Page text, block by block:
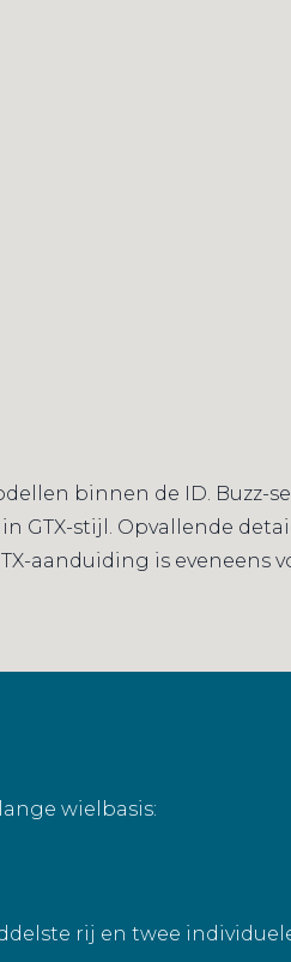
binnen de ID. Buzz-
stijl. Opvallende
aanduiding is eveneens
wielbasis:
rij en twee